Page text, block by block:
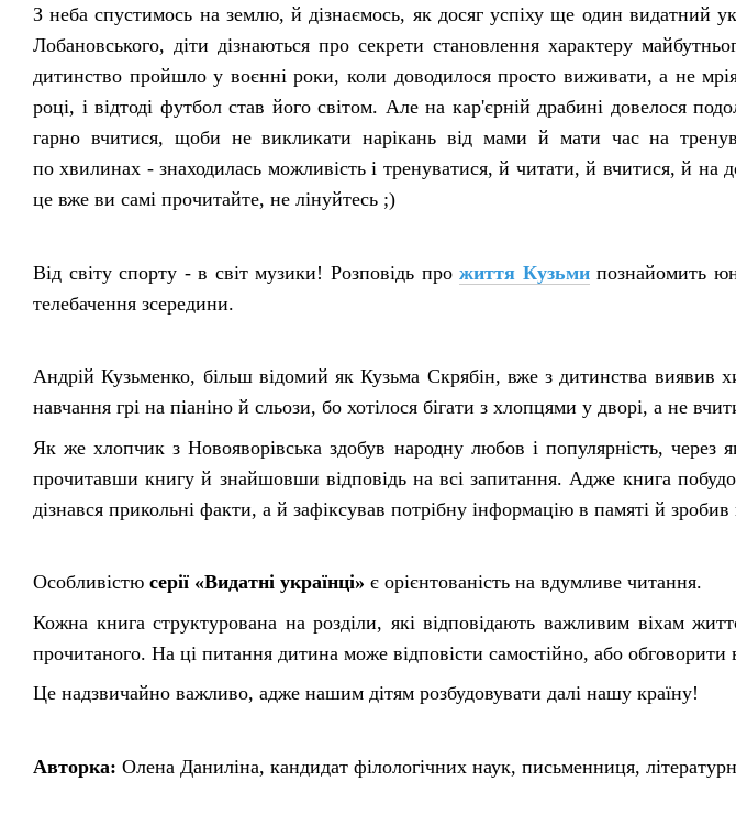
З неба спустимось на землю, й дізнаємось, як досяг успіху ще один видатний
Лобановського, діти дізнаються про секрети становлення характеру
дитинство пройшло у воєнні роки, коли доводилося просто виживати, а не
році, і відтоді футбол став його світом. Але на кар'єрній драбині довелося
гарно вчитися, щоби не викликати нарікань від мами й мати час на
по хвилинах - знаходилась можливість і тренуватися, й читати, й вчитися, й на
це вже ви самі прочитайте, не лінуйтесь ;)
Від світу спорту - в світ музики! Розповідь прожиття Кузьмипознайомить
телебачення зсередини.
Андрій Кузьменко, більш відомий як Кузьма Скрябін, вже з дитинства виявив
навчання грі на піаніно й сльози, бо хотілося бігати з хлопцями у дворі, а не
Як же хлопчик з Новояворівська здобув народну любов і популярність, через
прочитавши книгу й знайшовши відповідь на всі запитання. Адже книга
дізнався прикольні факти, а й зафіксував потрібну інформацію в памяті й
Особливістю серії «Видатні українці» є орієнтованість на вдумливе читання.
Кожна книга структурована на розділи, які відповідають важливим віхам
прочитаного. На ці питання дитина може відповісти самостійно, або
Це надзвичайно важливо, адже нашим дітям розбудовувати далі нашу країну!
Авторка: Олена Даниліна, кандидат філологічних наук, письменниця,